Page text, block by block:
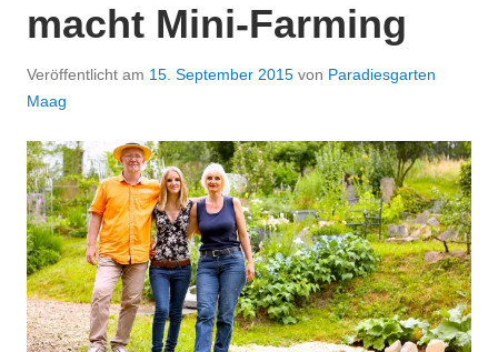
macht Mini-Farming
Veröffentlicht am 15. September 2015 von Paradiesgarten
Maag